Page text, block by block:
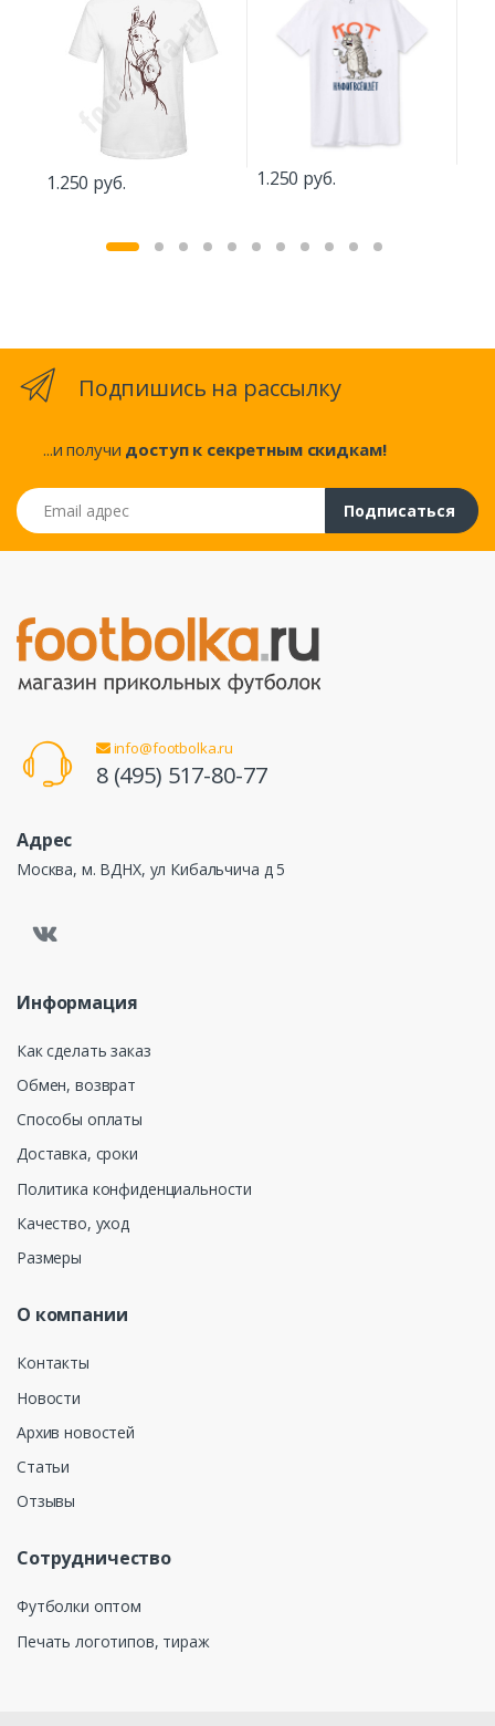
1.250 руб. 1.250 руб.
Подпишись на рассылку
...и получи доступ к секретным скидкам!
Email адрес
Подписаться
info@footbolka.ru
8 (495) 517-80-77
Адрес
Москва, м. ВДНХ, ул Кибальчича д 5
Информация
Как сделать заказ
Обмен, возврат
Способы оплаты
Доставка, сроки
Политика конфиденциальности
Качество, уход
Размеры
О компании
Контакты
Новости
Архив новостей
Статьи
Отзывы
Сотрудничество
Футболки оптом
Печать логотипов, тираж